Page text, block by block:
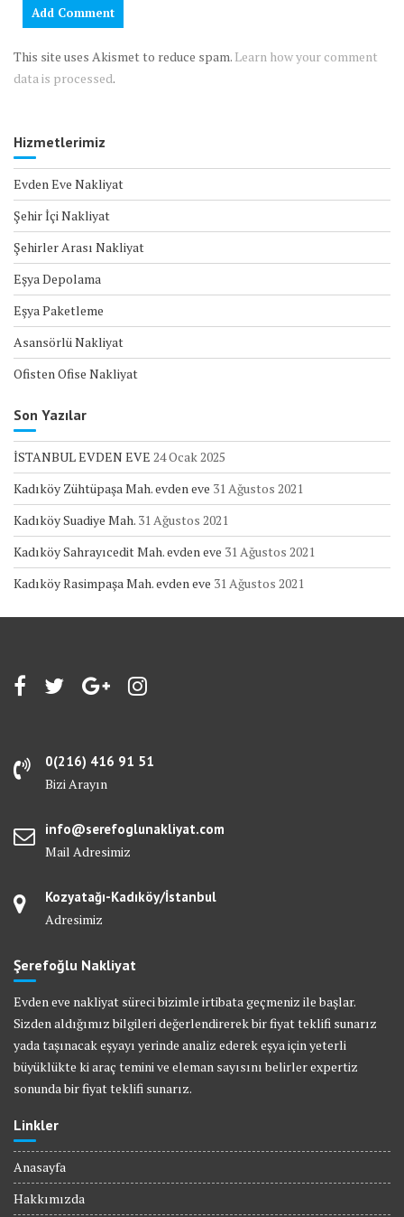
This site uses Akismet to reduce spam. Learn how your comment
data is processed.
Hizmetlerimiz
Evden Eve Nakliyat
Şehir İçi Nakliyat
Şehirler Arası Nakliyat
Eşya Depolama
Eşya Paketleme
Asansörlü Nakliyat
Ofisten Ofise Nakliyat
Son Yazılar
İSTANBUL EVDEN EVE 24 Ocak 2025
Kadıköy Zühtüpaşa Mah. evden eve 31 Ağustos 2021
Kadıköy Suadiye Mah. 31 Ağustos 2021
Kadıköy Sahrayıcedit Mah. evden eve 31 Ağustos 2021
Kadıköy Rasimpaşa Mah. evden eve 31 Ağustos 2021
0(216) 416 91 51
Bizi Arayın
info@serefoglunakliyat.com
Mail Adresimiz
Kozyatağı-Kadıköy/İstanbul
Adresimiz
Şerefoğlu Nakliyat
Evden eve nakliyat süreci bizimle irtibata geçmeniz ile başlar.
Sizden aldığımız bilgileri değerlendirerek bir fiyat teklifi sunarız
yada taşınacak eşyayı yerinde analiz ederek eşya için yeterli
büyüklükte ki araç temini ve eleman sayısını belirler expertiz
sonunda bir fiyat teklifi sunarız.
Linkler
Anasayfa
Hakkımızda